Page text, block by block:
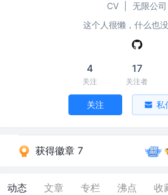
CV
无限公司
这个人很懒，什么也
4
关注
17
关注者
关注 私
获得徽章 7
动态 文章 专栏 沸点 收